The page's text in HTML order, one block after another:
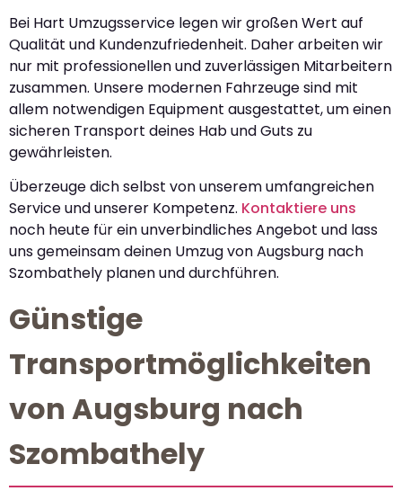
Bei Hart Umzugsservice legen wir großen Wert auf
Qualität und Kundenzufriedenheit. Daher arbeiten wir
nur mit professionellen und zuverlässigen Mitarbeitern
zusammen. Unsere modernen Fahrzeuge sind mit
allem notwendigen Equipment ausgestattet, um einen
sicheren Transport deines Hab und Guts zu
gewährleisten.
Überzeuge dich selbst von unserem umfangreichen
Service und unserer Kompetenz. Kontaktiere uns
noch heute für ein unverbindliches Angebot und lass
uns gemeinsam deinen Umzug von Augsburg nach
Szombathely planen und durchführen.
Günstige
Transportmöglichkeiten
von Augsburg nach
Szombathely